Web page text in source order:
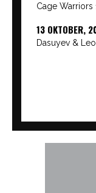
Cage Warriors
13 OKTOBER,
Dasuyev &